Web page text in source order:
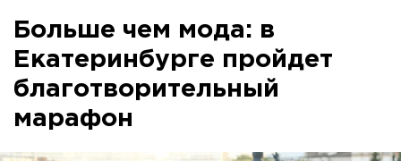
Больше чем мода: в
Екатеринбурге пройдет
благотворительный
марафон